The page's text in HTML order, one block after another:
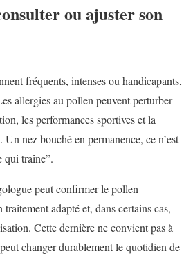
ou ajuster son
fréquents, intenses ou handicapants,
allergies au pollen peuvent perturber
les performances sportives et la
nez bouché en permanence, ce n’est
qui traîne”.
peut confirmer le pollen
adapté et, dans certains cas,
Cette dernière ne convient pas à
changer durablement le quotidien de